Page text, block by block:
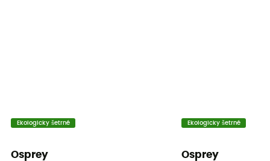
Ekologicky šetrné
Osprey
Ekologicky šetrné
Osprey